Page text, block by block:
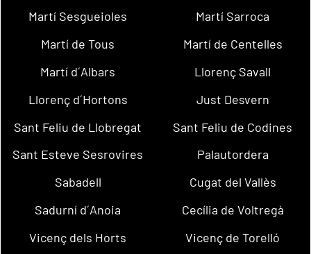
Martí Sesgueioles
Martí Sarroca
Martí de Tous
Martí de Centelles
Martí d´Albars
Llorenç Savall
Llorenç d´Hortons
Just Desvern
Sant Feliu de Llobregat
Sant Feliu de Codines
Sant Esteve Sesrovires
Palautordera
Sabadell
Cugat del Vallès
Sadurní d´Anoia
Cecília de Voltregà
Vicenç dels Horts
Vicenç de Torelló